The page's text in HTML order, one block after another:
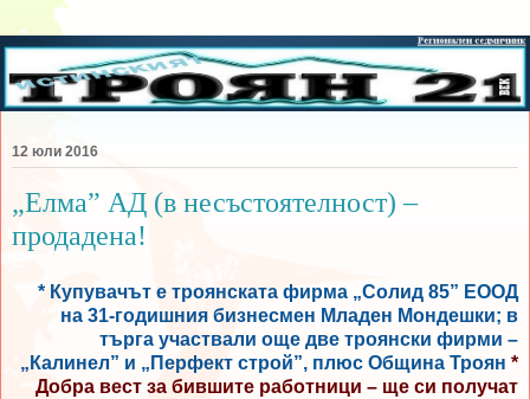
12 юли 2016
„Елма” АД (в несъстоятелност) –
продадена!
* Купувачът е троянската фирма „Солид 85” ЕООД
на 31-годишния бизнесмен Младен Мондешки; в
търга участвали още две троянски фирми –
„Калинел” и „Перфект строй”, плюс Община Троян *
Добра вест за бившите работници – ще си получат